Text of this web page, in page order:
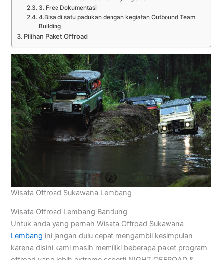
3. Free Dokumentasi
4.Bisa di satu padukan dengan kegiatan Outbound Team
Building
Pilihan Paket Offroad
Wisata Offroad Sukawana Lembang
Wisata Offroad Lembang Bandung
Untuk anda yang pernah Wisata Offroad Sukawana
Lembang ini jangan dulu cepat mengambil kesimpulan
karena disini kami masih memiliki beberapa paket program